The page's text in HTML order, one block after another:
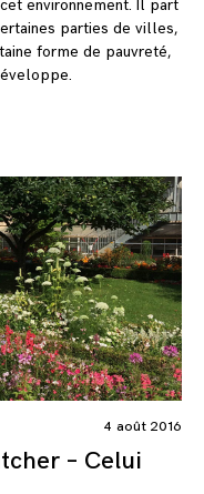
environnement. Il part
parties de villes,
forme de pauvreté,
4 août 2016
– Celui